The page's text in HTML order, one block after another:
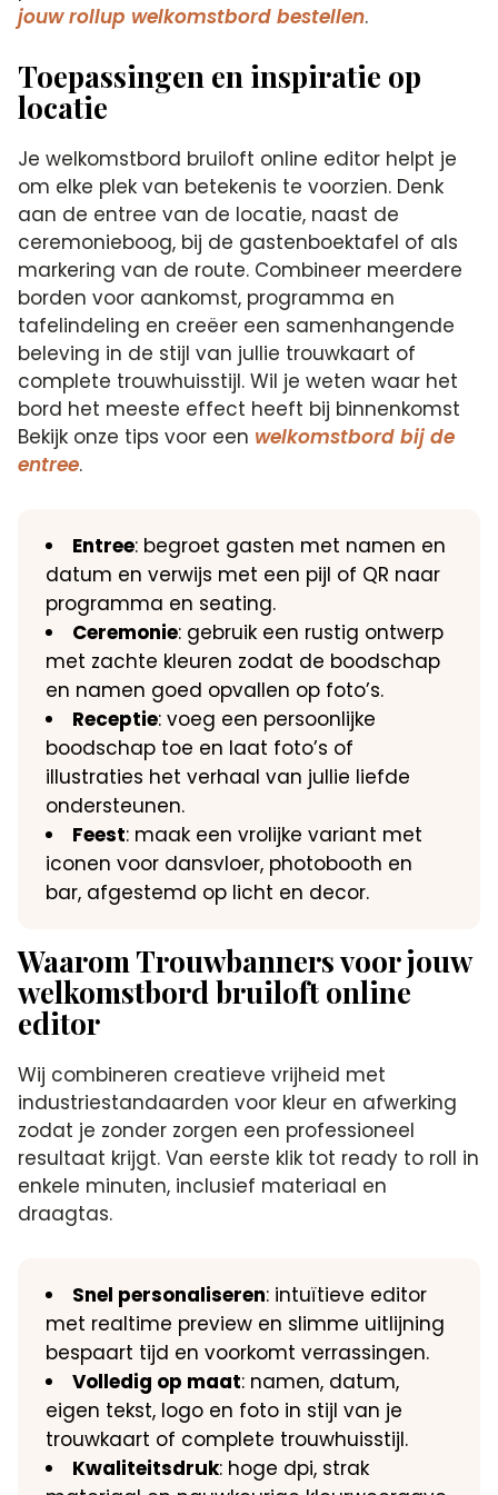
jouw rollup welkomstbord bestellen.
Toepassingen en inspiratie op
locatie
Je welkomstbord bruiloft online editor helpt je
om elke plek van betekenis te voorzien. Denk
aan de entree van de locatie, naast de
ceremonieboog, bij de gastenboektafel of als
markering van de route. Combineer meerdere
borden voor aankomst, programma en
tafelindeling en creëer een samenhangende
beleving in de stijl van jullie trouwkaart of
complete trouwhuisstijl. Wil je weten waar het
bord het meeste effect heeft bij binnenkomst
Bekijk onze tips voor een welkomstbord bij de
entree.
Entree: begroet gasten met namen en
datum en verwijs met een pijl of QR naar
programma en seating.
Ceremonie: gebruik een rustig ontwerp
met zachte kleuren zodat de boodschap
en namen goed opvallen op foto’s.
Receptie: voeg een persoonlijke
boodschap toe en laat foto’s of
illustraties het verhaal van jullie liefde
ondersteunen.
Feest: maak een vrolijke variant met
iconen voor dansvloer, photobooth en
bar, afgestemd op licht en decor.
Waarom Trouwbanners voor jouw
welkomstbord bruiloft online
editor
Wij combineren creatieve vrijheid met
industriestandaarden voor kleur en afwerking
zodat je zonder zorgen een professioneel
resultaat krijgt. Van eerste klik tot ready to roll in
enkele minuten, inclusief materiaal en
draagtas.
Snel personaliseren: intuïtieve editor
met realtime preview en slimme uitlijning
bespaart tijd en voorkomt verrassingen.
Volledig op maat: namen, datum,
eigen tekst, logo en foto in stijl van je
trouwkaart of complete trouwhuisstijl.
Kwaliteitsdruk: hoge dpi, strak